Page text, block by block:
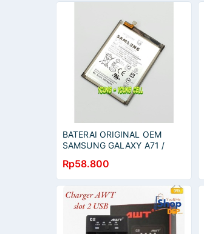
BATERAI ORIGINAL OEM
SAMSUNG GALAXY A71 /
/ BATERE / BATRAI / BATREI /
BATU
Rp58.800